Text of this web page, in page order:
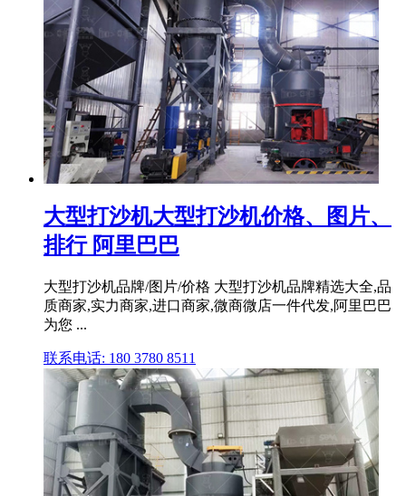
大型打沙机大型打沙机价格、图片、
排行 阿里巴巴
大型打沙机品牌/图片/价格 大型打沙机品牌精选大全,品
质商家,实力商家,进口商家,微商微店一件代发,阿里巴巴
为您 ...
联系电话: 180 3780 8511